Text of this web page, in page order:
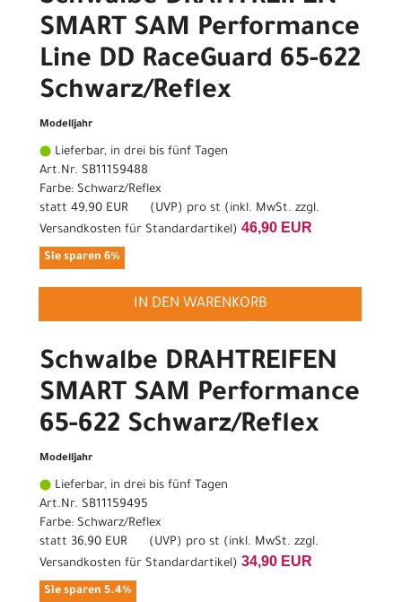
SMART SAM Performance
Line DD RaceGuard 65-622
Schwarz/Reflex
Modelljahr
Lieferbar, in drei bis fünf Tagen
Art.Nr. SB11159488
Farbe: Schwarz/Reflex
statt 49,90 EUR ( UVP) pro st (inkl. MwSt. zzgl.
Versandkosten für Standardartikel) 46,90 EUR
Sie sparen 6%
IN DEN WARENKORB
Schwalbe DRAHTREIFEN
SMART SAM Performance
65-622 Schwarz/Reflex
Modelljahr
Lieferbar, in drei bis fünf Tagen
Art.Nr. SB11159495
Farbe: Schwarz/Reflex
statt 36,90 EUR ( UVP) pro st (inkl. MwSt. zzgl.
Versandkosten für Standardartikel) 34,90 EUR
Sie sparen 5.4%